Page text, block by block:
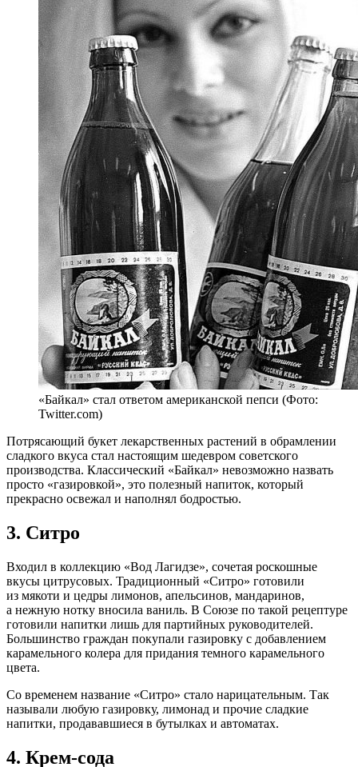
«Байкал» стал ответом американской пепси (Фото:
Twitter.com)
Потрясающий букет лекарственных растений в обрамлении
сладкого вкуса стал настоящим шедевром советского
производства. Классический «Байкал» невозможно назвать
просто «газировкой», это полезный напиток, который
прекрасно освежал и наполнял бодростью.
3. Ситро
Входил в коллекцию «Вод Лагидзе», сочетая роскошные
вкусы цитрусовых. Традиционный «Ситро» готовили
из мякоти и цедры лимонов, апельсинов, мандаринов,
а нежную нотку вносила ваниль. В Союзе по такой рецептуре
готовили напитки лишь для партийных руководителей.
Большинство граждан покупали газировку с добавлением
карамельного колера для придания темного карамельного
цвета.
Со временем название «Ситро» стало нарицательным. Так
называли любую газировку, лимонад и прочие сладкие
напитки, продававшиеся в бутылках и автоматах.
4. Крем-сода